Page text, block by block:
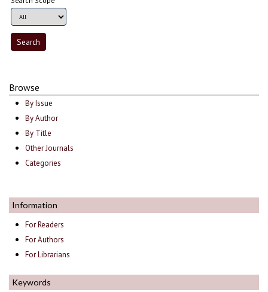
Browse
By Issue
By Author
By Title
Other Journals
Categories
Information
For Readers
For Authors
For Librarians
Keywords